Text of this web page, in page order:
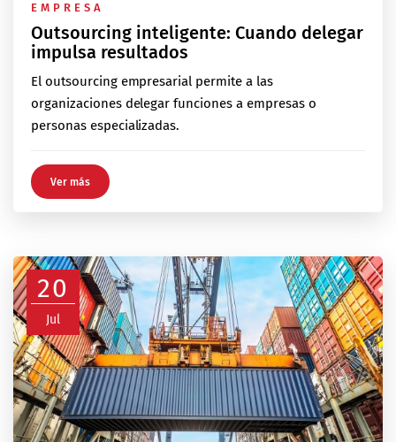
EMPRESA
Outsourcing inteligente: Cuando delegar
impulsa resultados
El outsourcing empresarial permite a las
organizaciones delegar funciones a empresas o
personas especializadas.
Ver más
20
Jul